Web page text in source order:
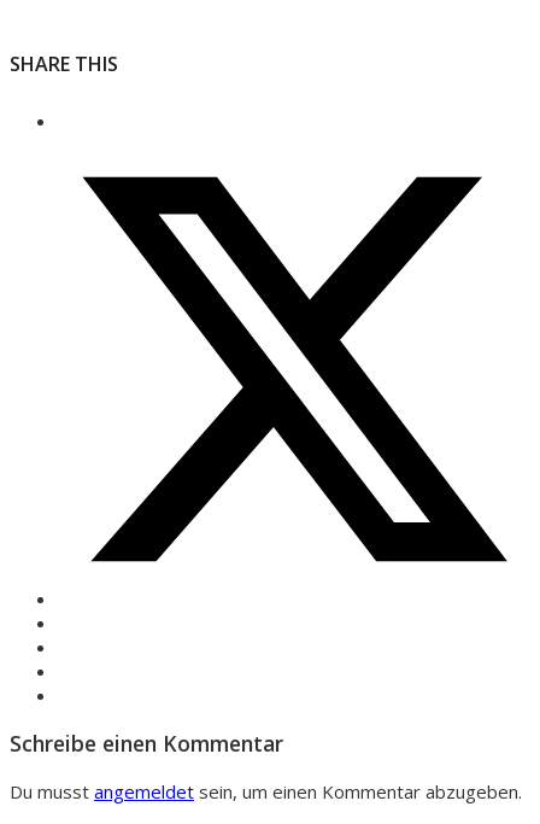
SHARE THIS
Schreibe einen Kommentar
Du musst angemeldet sein, um einen Kommentar abzugeben.